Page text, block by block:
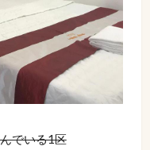
でいる1区